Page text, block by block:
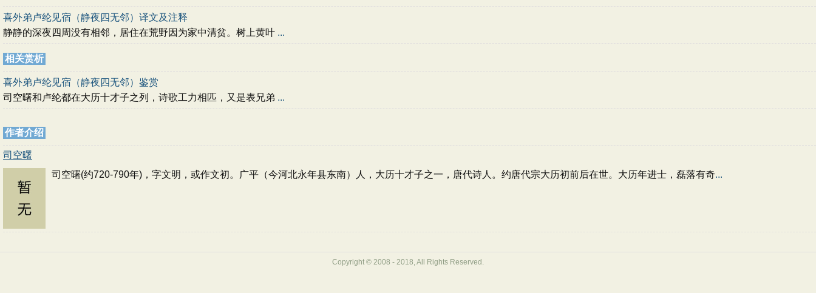
喜外弟卢纶见宿（静夜四无邻）译文及注释
静静的深夜四周没有相邻，居住在荒野因为家中清贫。树上黄叶 ...
相关赏析
喜外弟卢纶见宿（静夜四无邻）鉴赏
司空曙和卢纶都在大历十才子之列，诗歌工力相匹，又是表兄弟 ...
作者介绍
司空曙
司空曙(约720-790年)，字文明，或作文初。广平（今河北永年县东南）人，大历十才子之一，唐代诗人。约唐代宗大历初前后在世。大历年进士，磊落有奇...
Copyright © 2008 - 2018, All Rights Reserved.